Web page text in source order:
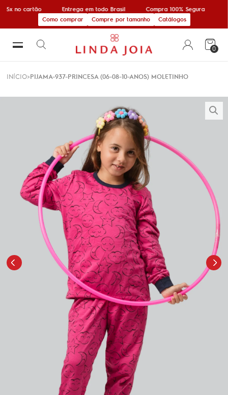
5x no cartão Entrega em todo Brasil Compra 100% Segura
Como comprar
Compre por tamanho Catálogos
0
INÍCIO PIJAMA-937-PRINCESA (06-08-10-ANOS) MOLETINHO